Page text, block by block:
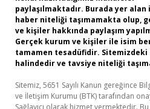
paylaşılmaktadır. Burada yer
haber niteliği taşımamakta olup,
ve kişiler hakkında paylaşım
Gerçek kurum ve kişiler ile isim
tamamen tesadüfidir.
halindedir ve tavsiye niteliği
Sitemiz, 5651 Sayılı Kanun gereğince
ve İletişim Kurumu (BTK) tarafından
Sağlayıcı olarak hizmet vermektedir.